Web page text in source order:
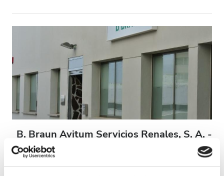
تقبل
مرضى مصابين بفيروس نقص المناعة البشرية
مرضى مصابين بالتهاب الكبد B
مرضى مصابين بالتهاب الكبد C
B. Braun Avitum Servicios Renales, S. A. -
Santa Cruz de Tenerife
Tenerife, إسبانيا - جزر الكناري